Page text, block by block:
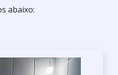
abaixo: